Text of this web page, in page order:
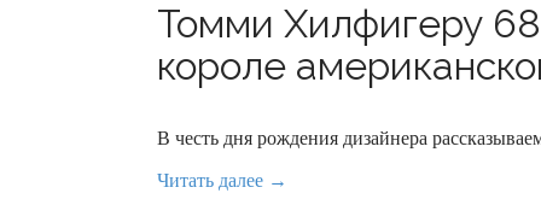
Томми Хилфигеру
короле
В честь дня рождения дизайнера
Читать далее →